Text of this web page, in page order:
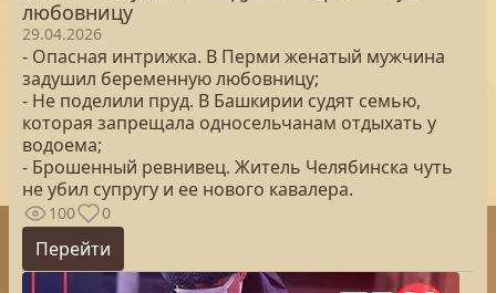
любовницу
29.04.2026
- Опасная интрижка. В Перми женатый мужчина
задушил беременную любовницу;
- Не поделили пруд. В Башкирии судят семью,
которая запрещала односельчанам отдыхать у
водоема;
- Брошенный ревнивец. Житель Челябинска чуть
не убил супругу и ее нового кавалера.
100 0
Перейти